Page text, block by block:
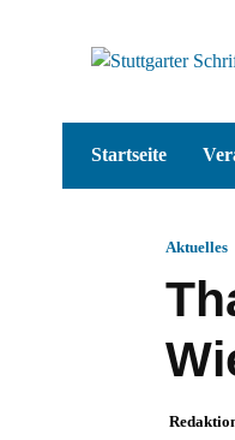
Startseite
Aktuelles